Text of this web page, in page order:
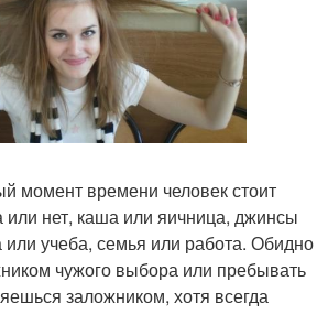
момент времени человек стоит
нет, каша или яичница, джинсы
или учеба, семья или работа. Обидно
чужого выбора или пребывать
заложником, хотя всегда